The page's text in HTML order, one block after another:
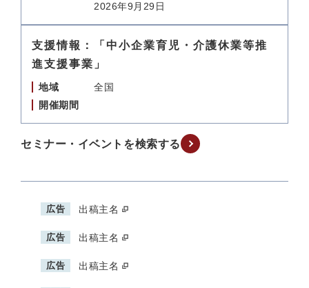
2026年9月29日
支援情報：「中小企業育児・介護休業等推
進支援事業」
地域
全国
開催期間
セミナー・イベントを検索する
広告 出稿主名
広告 出稿主名
広告 出稿主名